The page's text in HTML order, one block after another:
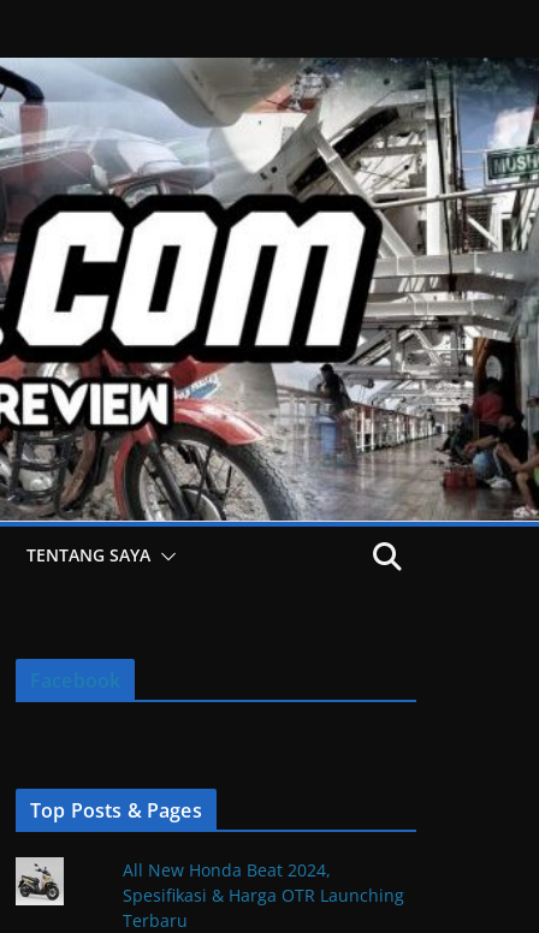
TENTANG SAYA
Facebook
Top Posts & Pages
All New Honda Beat 2024,
Spesifikasi & Harga OTR Launching
Terbaru